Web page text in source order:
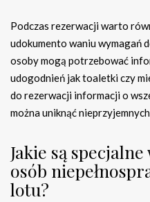
Podczas rezerwacji warto
udokumento waniu wymagań
osoby mogą potrzebować
udogodnień jak toaletki czy
do rezerwacji informacji o
można uniknąć
Jakie są
osób
lotu?